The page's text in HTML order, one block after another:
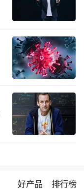
好产品 排行榜